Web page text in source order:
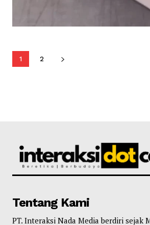
1 2
Tentang Kami
PT. Interaksi Nada Media berdiri sejak